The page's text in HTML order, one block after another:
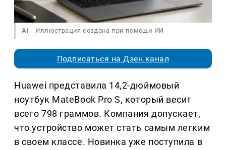
AI Иллюстрация создана при помощи ИИ
Подписаться на Дзен.канал
Huawei представила 14,2-дюймовый
ноутбук MateBook Pro S, который весит
всего 798 граммов. Компания допускает,
что устройство может стать самым легким
в своем классе. Новинка уже поступила в